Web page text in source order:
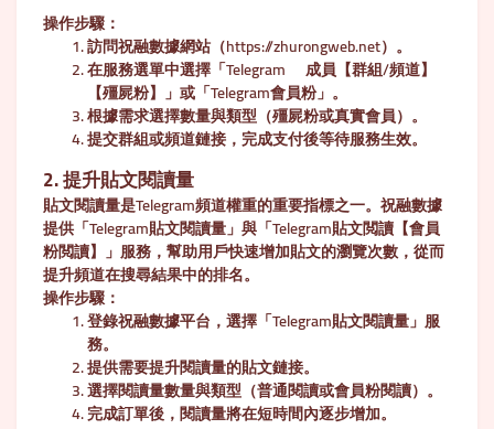
操作步驟：
訪問祝融數據網站（https://zhurongweb.net）。
在服務選單中選擇「Telegram 成員【群組/頻道】
【殭屍粉】」或「Telegram會員粉」。
根據需求選擇數量與類型（殭屍粉或真實會員）。
提交群組或頻道鏈接，完成支付後等待服務生效。
2. 提升貼文閱讀量
貼文閱讀量是Telegram頻道權重的重要指標之一。祝融數據
提供「Telegram貼文閱讀量」與「Telegram貼文閲讀【會員
粉閲讀】」服務，幫助用戶快速增加貼文的瀏覽次數，從而
提升頻道在搜尋結果中的排名。
操作步驟：
登錄祝融數據平台，選擇「Telegram貼文閱讀量」服
務。
提供需要提升閱讀量的貼文鏈接。
選擇閱讀量數量與類型（普通閱讀或會員粉閱讀）。
完成訂單後，閱讀量將在短時間內逐步增加。